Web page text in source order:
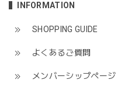
INFORMATION
SHOPPING GUIDE
よくあるご質問
メンバーシップページ